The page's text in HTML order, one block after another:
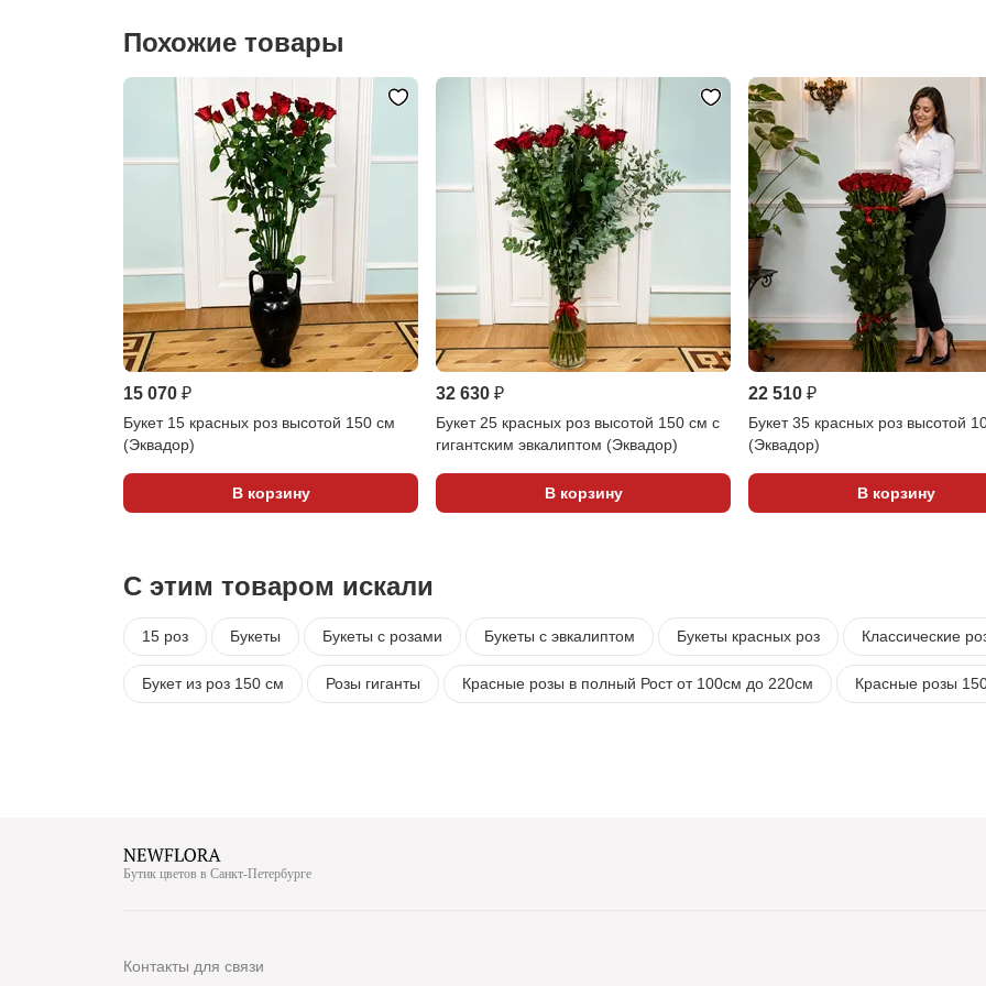
Похожие товары
15 070 ₽
Букет 15 красных роз высотой 150 см
(Эквадор)
В корзину
32 630 ₽
Букет 25 красных роз высотой 150 см с
гигантским эвкалиптом (Эквадор)
В корзину
22 510 ₽
Букет 35 красных роз высотой
(Эквадор)
В корзину
С этим товаром искали
15 роз Букеты Букеты с розами Букеты с эвкалиптом Букеты красных роз Классические
Букет из роз 150 см Розы гиганты Красные розы в полный Рост от 100см до 220см Красные розы
Бутик цветов в Санкт-Петербурге
Контакты для связи